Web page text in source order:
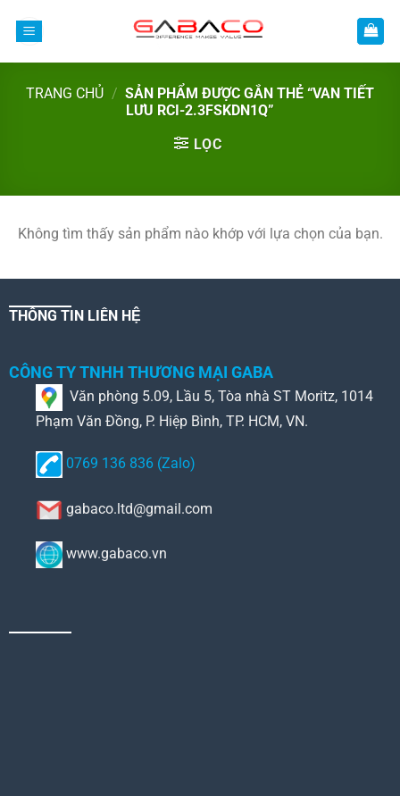
TRANG CHỦ / SẢN PHẨM ĐƯỢC GẮN THẺ “VAN TIẾT
LƯU RCI-2.3FSKDN1Q”
LỌC
Không tìm thấy sản phẩm nào khớp với lựa chọn của bạn.
THÔNG TIN LIÊN HỆ
CÔNG TY TNHH THƯƠNG MẠI GABA
Văn phòng 5.09, Lầu 5, Tòa nhà ST Moritz, 1014
Phạm Văn Đồng, P. Hiệp Bình, TP. HCM, VN.
0769 136 836 (Zalo)
gabaco.ltd@gmail.com
www.gabaco.vn